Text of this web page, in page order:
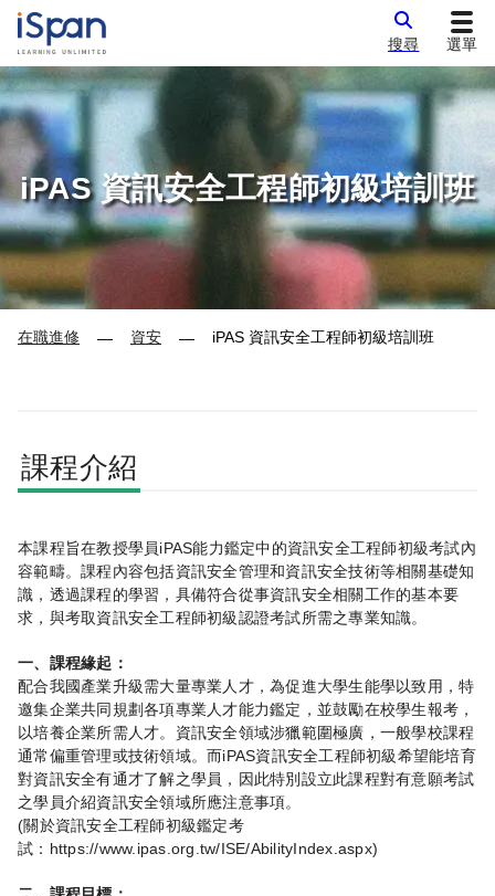
搜尋 選單
iPAS 資訊安全工程師初級培訓班
在職進修 — 資安 — iPAS 資訊安全工程師初級培訓班
課程介紹
本課程旨在教授學員 iPAS能力鑑定中的資訊安全工程師初級考試內
容範疇。課程內容包括資訊安全管理和資訊安全技術等相關基礎知
識，透過課程的學習，具備符合從事資訊安全相關工作的基本要
求，與考取資訊安全工程師初級認證考試所需之專業知識。
一、課程緣起：
配合我國產業升級需大量專業人才，為促進大學生能學以致用，特
邀集企業共同規劃各項專業人才能力鑑定，並鼓勵在校學生報考，
以培養企業所需人才。資訊安全領域涉獵範圍極廣，一般學校課程
通常偏重管理或技術領域。而 iPAS資訊安全工程師初級希望能培育
對資訊安全有通才了解之學員，因此特別設立此課程對有意願考試
之學員介紹資訊安全領域所應注意事項。
(關於資訊安全工程師初級鑑定考
試： https://www.ipas.org.tw/ISE/AbilityIndex.aspx)